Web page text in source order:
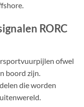
RORC
ofwel
boord zijn.
die worden